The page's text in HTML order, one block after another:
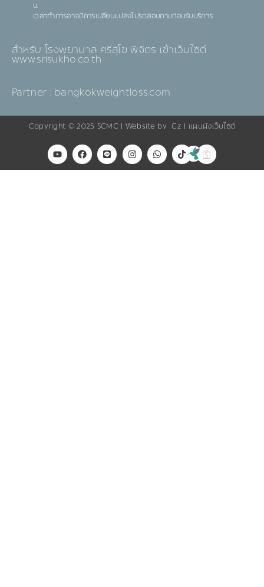
น.
เวลาทำการอาจมีการเปลี่ยนแปลงโปรดสอบถามก่อนรับบริการ
สำหรับ โรงพยาบาล ศรีสุโข พิจิตร เข้าเว็บไซต์
www.srisukho.co.th
Partner : bangkokweightloss.com
Copyright © 2025 SCMC | Website byCz แผนผังเว็บไซต์
Y
o
u
F
a
c
L
i
n
I
n
s
W
h
a
T
i
k